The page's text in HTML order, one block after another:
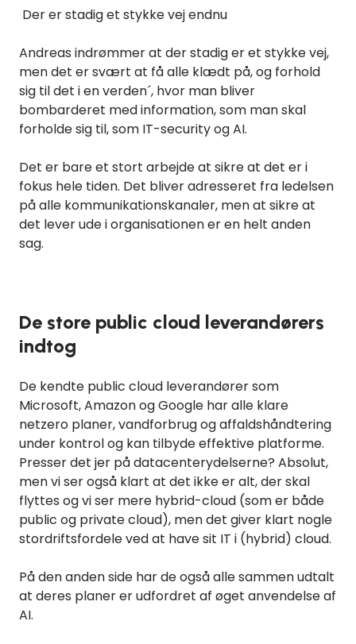
Der er stadig et stykke vej endnu
Andreas indrømmer at der stadig er et stykke vej,
men det er svært at få alle klædt på, og forhold
sig til det i en verden´, hvor man bliver
bombarderet med information, som man skal
forholde sig til, som IT-security og AI.
Det er bare et stort arbejde at sikre at det er i
fokus hele tiden. Det bliver adresseret fra ledelsen
på alle kommunikationskanaler, men at sikre at
det lever ude i organisationen er en helt anden
sag.
De store public cloud leverandørers
indtog
De kendte public cloud leverandører som
Microsoft, Amazon og Google har alle klare
netzero planer, vandforbrug og affaldshåndtering
under kontrol og kan tilbyde effektive platforme.
Presser det jer på datacenterydelserne? Absolut,
men vi ser også klart at det ikke er alt, der skal
flyttes og vi ser mere hybrid-cloud (som er både
public og private cloud), men det giver klart nogle
stordriftsfordele ved at have sit IT i (hybrid) cloud.
På den anden side har de også alle sammen udtalt
at deres planer er udfordret af øget anvendelse af
AI.